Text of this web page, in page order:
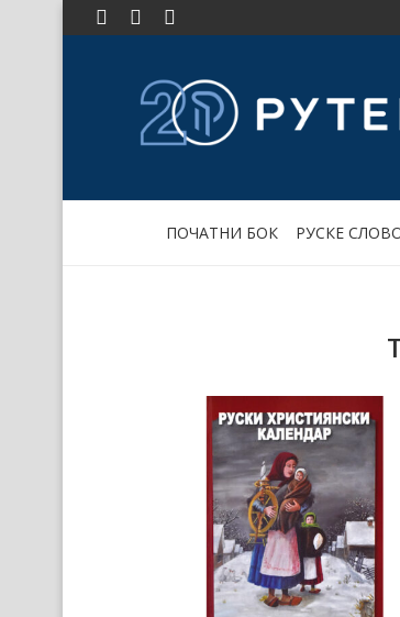
ПОЧАТНИ БОК РУСКЕ